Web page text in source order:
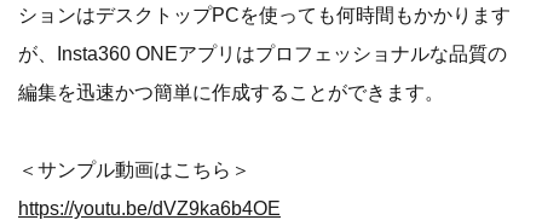
ションはデスクトップPCを使っても何時間もかかります
が、Insta360 ONEアプリはプロフェッショナルな品質の
編集を迅速かつ簡単に作成することができます。
＜サンプル動画はこちら＞
https://youtu.be/dVZ9ka6b4OE